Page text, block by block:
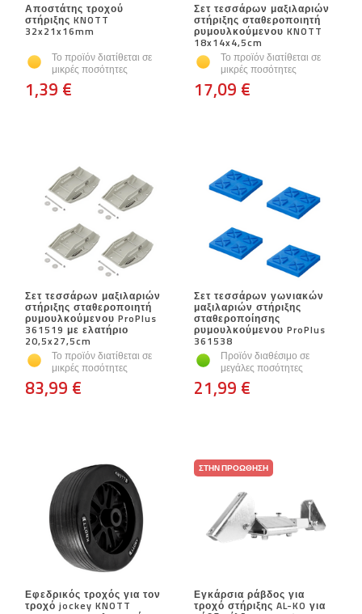
Αποστάτης τροχού
στήριξης KNOTT
32x21x16mm
Το προϊόν διατίθεται σε
μικρές ποσότητες
1,39 €
Σετ τεσσάρων μαξιλαριών
στήριξης σταθεροποιητή
ρυμουλκούμενου KNOTT
18x14x4,5cm
Το προϊόν διατίθεται σε
μικρές ποσότητες
17,09 €
Σετ τεσσάρων μαξιλαριών
στήριξης σταθεροποιητή
ρυμουλκούμενου ProPlus
361519 με ελατήριο
20,5x27,5cm
Το προϊόν διατίθεται σε
μικρές ποσότητες
83,99 €
Σετ τεσσάρων γωνιακών
μαξιλαριών στήριξης
σταθεροποίησης
ρυμουλκούμενου ProPlus
361538
Προϊόν διαθέσιμο σε
μεγάλες ποσότητες
21,99 €
Εφεδρικός τροχός για τον
τροχό jockey KNOTT
ΣΤΗΝ ΠΡΟΏΘΗΣΗ
Εγκάρσια ράβδος για
τροχό στήριξης AL-KO για